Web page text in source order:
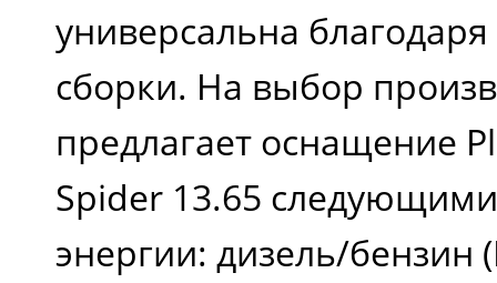
универсальна
сборки. На выбор
предлагает оснащение
Spider 13.65
энергии: дизель/бензин